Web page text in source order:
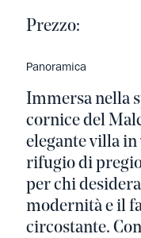
Prezzo:
Panoramica
Immersa nella
cornice del
elegante villa
rifugio di
per chi
modernità e il
circostante.